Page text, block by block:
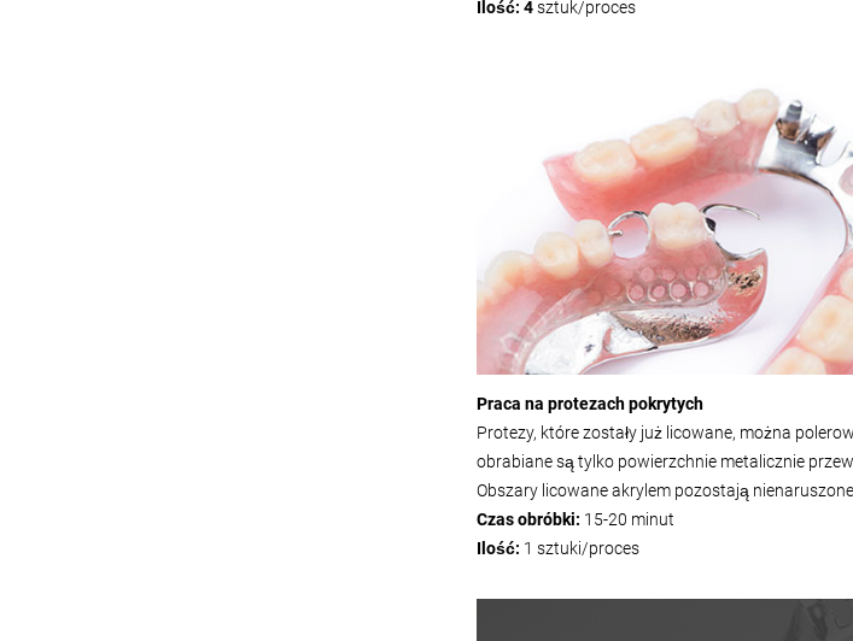
Ilość: 4sztuk/proces
Praca na protezach pokrytych
Protezy, które zostały już licowane, można
obrabiane są tylko powierzchnie metalicznie
Obszary licowane akrylem pozostają nienaruszone.
Czas obróbki: 15-20 minut
Ilość: 1 sztuki/proces